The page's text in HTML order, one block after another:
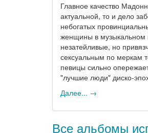
Главное качество
актуальной, то и дело
небогатых
женщины в музыкальном
незатейливые, но
сексуальным по меркам
певицы сильно
"лучшие люди" диско-
Далее... →
Все альбомы